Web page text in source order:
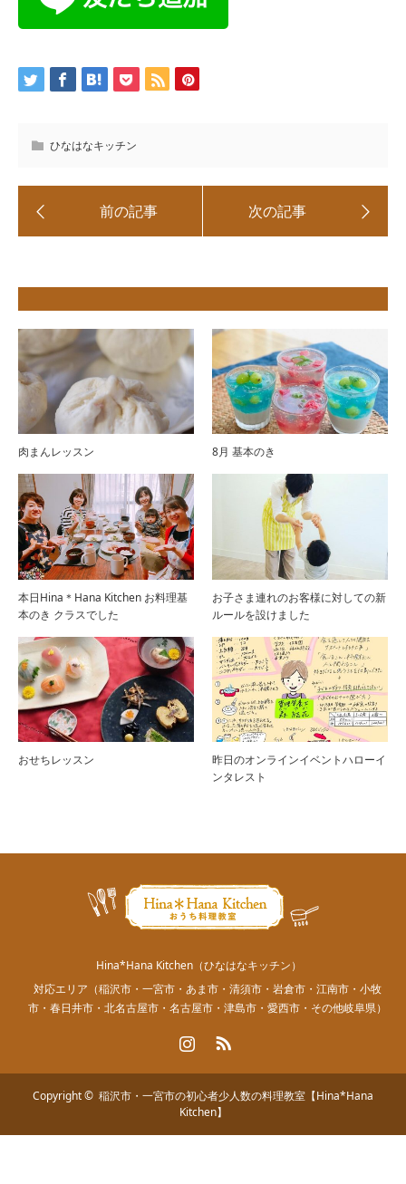
ひなはなキッチン
肉まんレッスン 8月 基本のき
本日Hina＊Hana Kitchen お料理基
本のき クラスでした
お子さま連れのお客様に対しての新
ルールを設けました
おせちレッスン
昨日のオンラインイベントハローイ
ンタレスト
Hina*Hana Kitchen（ひなはなキッチン）
対応エリア（稲沢市・一宮市・あま市・清須市・岩倉市・江南市・小牧
市・春日井市・北名古屋市・名古屋市・津島市・愛西市・その他岐阜県）
Copyright © 稲沢市・一宮市の初心者少人数の料理教室【Hina*Hana
Kitchen】